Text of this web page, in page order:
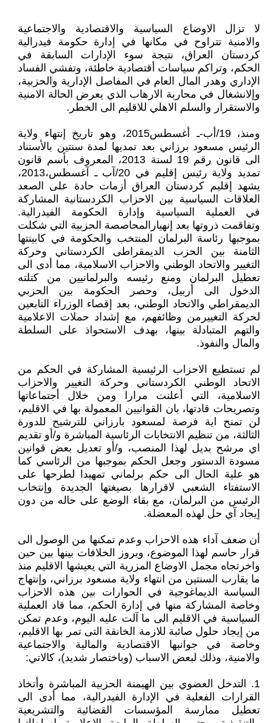
لا تزال الاوضاع السياسية والاقتصادية والاجتماعية
والامنية تتراوح في مكانها في إدارة حكومة فيدرالية
كردستان العراق، نتيجة سوء الإدارات السابقة في
الحكم، وتراكم سياسات أقتصادية خاطئة، وتفشي الفساد
الإداري وهدر المال العام في المفاصل الإدارية والحزبية،
وإلانشغال في محاربة الارهاب الذي يعرض الحالة الامنية
والاستقرار والسلم الاهلي للاقليم الى الخطر.
ومنذ، 19/أب-ـ أغسطس2015، وهو تاريخ إنتهاء ولاية
الرئيس مسعود برزاني بعد تمديها لمدة سنتين بالأستناد
الى قانون رقم 19 لسنة 2013، المعروف بأسم قانون
تمديد ولاية رئيس إقليم في 20/آب ـ آغسطس،2013،
يشهد إقليم كردستان العراق أزمات حادة على الصعد
العلاقات السياسية بين الاحزاب الكردستانية المشاركة
في العملية السياسية وإدارة الحكومة الفيدرالية.
وتفاقمت ذروتها بعد إنهيارالمحاصصة الحزبية التي شكلت
بموجبها رئاسة البرلمان المنتخب والحكومة في كابينتها
الثامنة بين الحزب الديمقراطى الكردستاني وحركة
التغيير والاتحاد الوطني والاحزاب الاسلامية، مما أدى الى
تعطيل البرلمان ومنع رئيسه والبرلمانيين من كتلته
الدخول الى أربيل، وحصر الحكومة بين الحزبي
الديمقراطي والاتحاد الوطني، بعد إقصاء الوزراء التابعين
لحركة التغييرمن وظائفهم، مع إشداد حملات الاعلامية
والتهم المتبادلة بينها، بهدف الاستحواذ على السلطة
والمال والنفوذ.
لم تستطيع الاحزاب الرئيسية المشاركة في الحكم من
الاتحاد الوطني الكردستاني وحركة التغيير والاحزاب
الاسلامية، التي أعلنت مرارا ومن خلال أجتماعاتها
وتصريحات قادتها، بان القوانيين المعمولة بها في الاقليم،
لن تمنح اية فرصة لمسعود بارزاني للترشيح للدورة
الثالثة، من تنظيم الانتخابات الرئاسية المباشرة و/أو تقديم
اي مرشح بديل لهذا المنصب، و/أو تعديل بعض قوانين
مسودة الدستور وجعل الحكم بموجبها من الرئاسي كما
هو علية الحال الى حكم برلماني تمهيدا لطرحها على
الاستفتاء الشعبي لاقرارها بصيغتها الجديدة وإنتخاب
الرئيس من البرلمان، مع بقاء الوضع على حاله من دون
إيجاد آي حل لهذه المعضلة.
أن ضعف آداء هذه الاحزاب وعدم تمكنها من الوصول الى
قرار حاسم لهذا الموضوع، وبروز الخلافات بينها بين حين
واخرتجاه مجمل الاوضاع المزرية التي يعيشها الاقليم منذ
ما يقارب السنتين من انتهاء ولاية مسعود برزاني، وإنتهاج
السياسة الديماغوجية في الحوارات بين هذه الاحزاب
وخاصة المشاركة منها في إدارة الحكم، مما قاد العملية
السياسية في الاقليم الى ما آلت عليه اليوم، وعدم تمكن
من إيجاد حلول صائبة للازمة الخانقة التى تمر بها الاقليم،
وخاصة في جوانبها الاقتصادية والمالية والاجتماعية
والامنية، وذلك لبعض الاسباب (وباختصار شديد)، كالاتي:
1. التدخل العضوي بين الهيمنة الحزبية المباشرة وأتخاذ
القرارات الفعلية في الإدارة الفيدرالية، مما أدى الى
تعطيل ممارسة المؤسسات القضائية والتشريعية